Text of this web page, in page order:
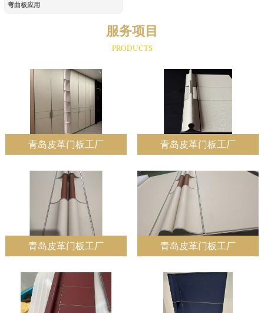
弯曲板应用
服务项目
PRODUCTS
青岛皮革门板工厂 青岛皮革门板工厂
青岛皮革门板工厂 青岛皮革门板工厂